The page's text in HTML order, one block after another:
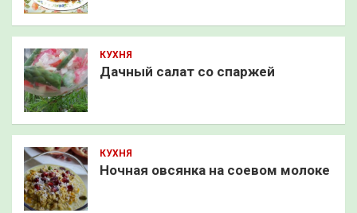
КУХНЯ
Дачный салат со спаржей
КУХНЯ
Ночная овсянка на соевом молоке